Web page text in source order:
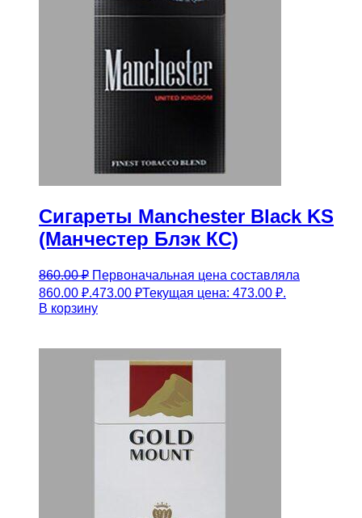
Сигареты Manchester Black KS
(Манчестер Блэк КС)
860.00₽ Первоначальная цена составляла
860.00 ₽.473.00 ₽Текущая цена: 473.00 ₽.
В корзину